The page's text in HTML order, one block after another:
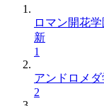
ロマン開花
新
1
アンドロメ
2